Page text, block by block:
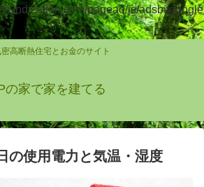
pagead/js/adsbygoogle
高断熱住宅とお金のサイト
の家で家を建てる
の使用電力と気温・湿度